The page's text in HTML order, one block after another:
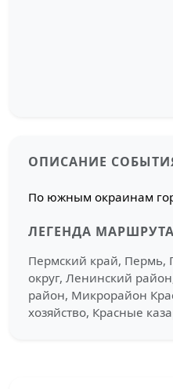
ОПИСАНИЕ
По южным окраинам
ЛЕГЕНДА МАРШРУТА
Пермский край, Пермь,
округ, Ленинский
район, Микрорайон
хозяйство, Красные